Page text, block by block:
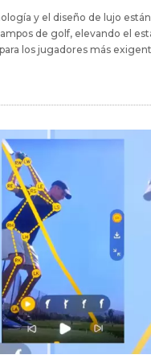
y el diseño de lujo
de golf, elevando el
los jugadores más